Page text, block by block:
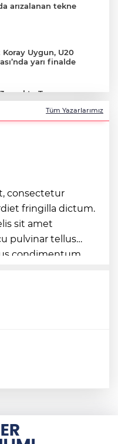
arızalanan tekne
Uygun, U20
yarı finalde
ayakta Team
şampiyonluğu elde
ruh marşlarla
şampiyonluğa
7 ayda 138,7 milyon
Tüm Yazarlarımız
consectetur
fringilla dictum.
sit amet
pulvinar tellus
condimentum
sapien. Praese